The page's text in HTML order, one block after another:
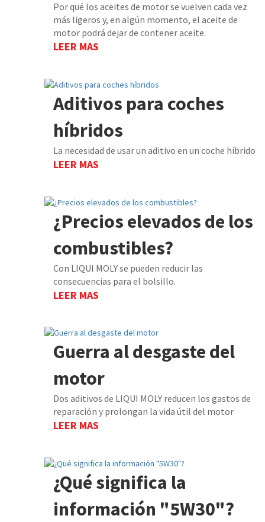
Por qué los aceites de motor se vuelven cada vez
más ligeros y, en algún momento, el aceite de
motor podrá dejar de contener aceite.
LEER MAS
Aditivos para coches
híbridos
La necesidad de usar un aditivo en un coche híbrido
LEER MAS
¿Precios elevados de los
combustibles?
Con LIQUI MOLY se pueden reducir las
consecuencias para el bolsillo.
LEER MAS
Guerra al desgaste del
motor
Dos aditivos de LIQUI MOLY reducen los gastos de
reparación y prolongan la vida útil del motor
LEER MAS
¿Qué significa la
información "5W30"?